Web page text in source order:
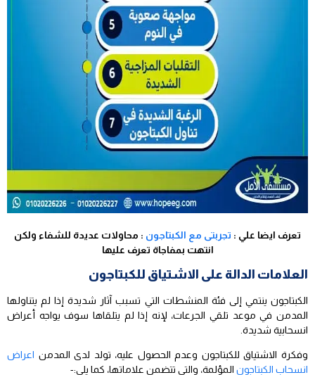
تعرف ايضا علي : تجربتى مع الكبتاجون : محاولات عديدة للشفاء ولكن
انتهت بمفاجاة تعرف عليها
العلامات الدالة على الاشتياق للكبتاجون
الكبتاجون ينتمي إلى فئة المنشطات التي تسبب آثار شديدة إذا لم يتناولها
المدمن في موعد تلقي الجرعات، لإنه إذا لم يتلقاها سوف يواجه أعراض
انسحابية شديدة.
وفكرة الاشتياق للكبتاجون وعدم الحصول عليه، تولد لدى المدمن اعراض
انسحاب الكبتاجون المؤلمة، والتي تتضمن علاماتها، كما يلي:-